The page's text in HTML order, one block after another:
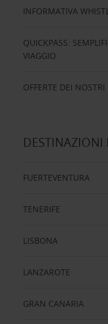
INFORMATIVA
QUICKPASS:
VIAGGIO
OFFERTE DEI NOSTRI
DESTINAZIONI
FUERTEVENTURA
TENERIFE
LISBONA
LANZAROTE
GRAN CANARIA